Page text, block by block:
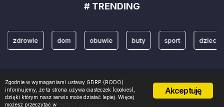
# TRENDING
zdrowie dom obuwie buty sport dzieci
Copyright 2022 © Projektowanienazywo. Realizacja PROMOznawcy.pl
Akceptuję
Zgodnie w wymaganiami ustawy GDRP (RODO)
informujemy, że ta strona używa ciasteczek (cookies),
dzięki którym nasz serwis może działać lepiej. Więcej
możesz przeczytać w